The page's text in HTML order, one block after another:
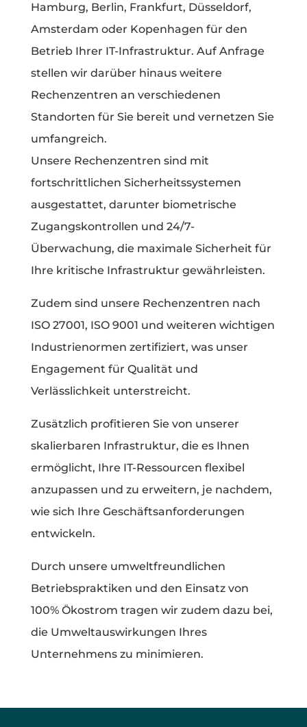
Hamburg, Berlin, Frankfurt, Düsseldorf,
Amsterdam oder Kopenhagen für den
Betrieb Ihrer IT-Infrastruktur. Auf Anfrage
stellen wir darüber hinaus weitere
Rechenzentren an verschiedenen
Standorten für Sie bereit und vernetzen Sie
umfangreich.
Unsere Rechenzentren sind mit
fortschrittlichen Sicherheitssystemen
ausgestattet, darunter biometrische
Zugangskontrollen und 24/7-
Überwachung, die maximale Sicherheit für
Ihre kritische Infrastruktur gewährleisten.
Zudem sind unsere Rechenzentren nach
ISO 27001, ISO 9001 und weiteren wichtigen
Industrienormen zertifiziert, was unser
Engagement für Qualität und
Verlässlichkeit unterstreicht.
Zusätzlich profitieren Sie von unserer
skalierbaren Infrastruktur, die es Ihnen
ermöglicht, Ihre IT-Ressourcen flexibel
anzupassen und zu erweitern, je nachdem,
wie sich Ihre Geschäftsanforderungen
entwickeln.
Durch unsere umweltfreundlichen
Betriebspraktiken und den Einsatz von
100% Ökostrom tragen wir zudem dazu bei,
die Umweltauswirkungen Ihres
Unternehmens zu minimieren.